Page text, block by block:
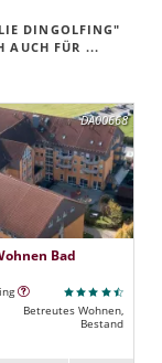
DINGOLFING"
AUCH FÜR ...
DA00668
Bad
Betreutes Wohnen,
Bestand